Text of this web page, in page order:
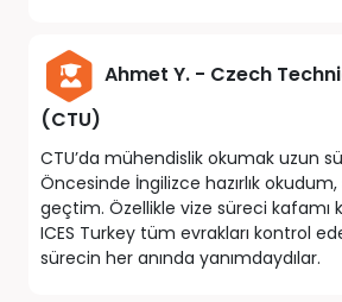
Ahmet Y. - Czech
(CTU)
CTU’da mühendislik okumak uzun
Öncesinde İngilizce hazırlık
geçtim. Özellikle vize süreci kafamı
ICES Turkey tüm evrakları kontrol
sürecin her anında yanımdaydılar.